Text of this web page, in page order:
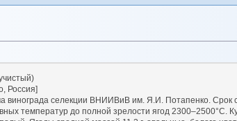
Россия]
селекции ВНИИВиВ им. Я.И. Потапенко. Срок
температур до полной зрелости ягод